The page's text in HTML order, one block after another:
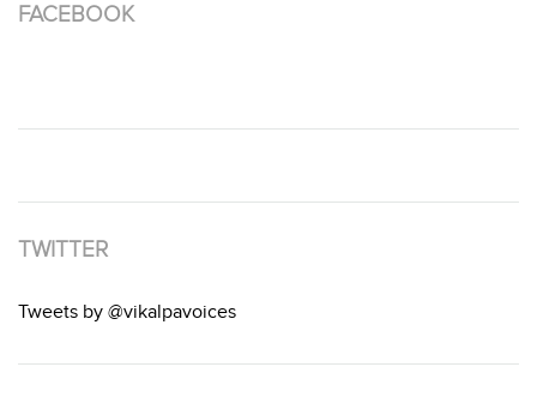
FACEBOOK
TWITTER
Tweets by @vikalpavoices